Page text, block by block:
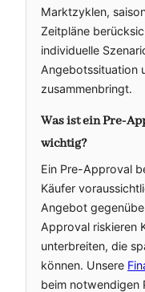
Marktzyklen,
Zeitpläne
individuelle
Angebotssituation
zusammenbringt.
Was ist ein Pre-
wichtig?
Ein Pre-Approval
Käufer
Angebot
Approval riskieren
unterbreiten, die
können. Unsere
beim notwendigen